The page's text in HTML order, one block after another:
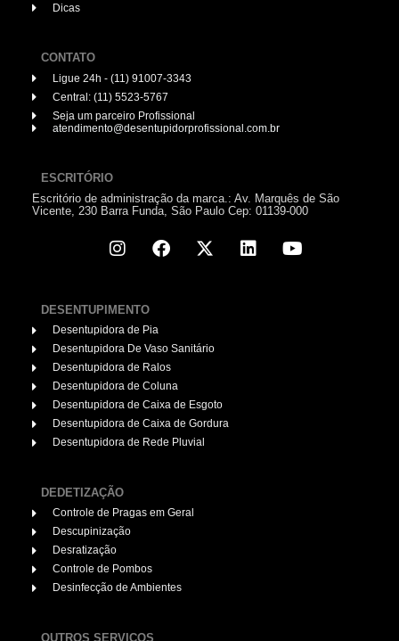
Dicas
CONTATO
Ligue 24h - (11) 91007-3343
Central: (11) 5523-5767
Seja um parceiro Profissional
atendimento@desentupidorprofissional.com.br
ESCRITÓRIO
Escritório de administração da marca.: Av. Marquês de São
Vicente, 230 Barra Funda, São Paulo Cep: 01139-000
DESENTUPIMENTO
Desentupidora de Pia
Desentupidora De Vaso Sanitário
Desentupidora de Ralos
Desentupidora de Coluna
Desentupidora de Caixa de Esgoto
Desentupidora de Caixa de Gordura
Desentupidora de Rede Pluvial
DEDETIZAÇÃO
Controle de Pragas em Geral
Descupinização
Desratização
Controle de Pombos
Desinfecção de Ambientes
OUTROS SERVIÇOS